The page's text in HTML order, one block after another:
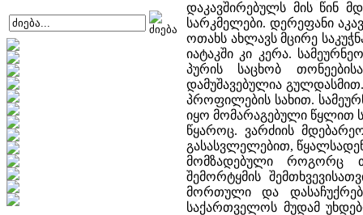
დაკავშირებულს მის წინ
სარკმელები. დერეფანი
ოთახს ახლავს მცირე
იატაკში კი კერა.
პურის საცხობ
დამუშავებულია
პროფილების სახით.
იყო მომარაგებული წყლით
წყაროც. ვარძიის
გასასვლელებით,
მომზადებული როგორც
შემორტყმის
მორთული და
საქართველოს მუდამ